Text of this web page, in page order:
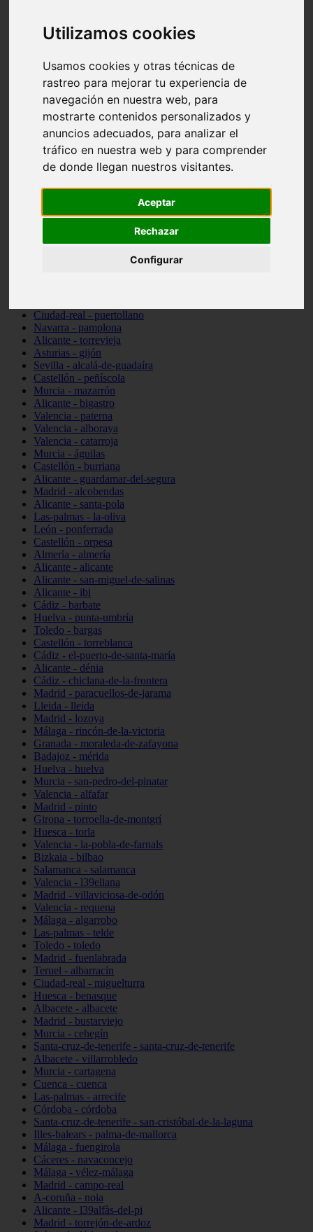
Utilizamos cookies
Usamos cookies y otras técnicas de
rastreo para mejorar tu experiencia de
navegación en nuestra web, para
mostrarte contenidos personalizados y
anuncios adecuados, para analizar el
tráfico en nuestra web y para comprender
de donde llegan nuestros visitantes.
Aceptar
Rechazar
Configurar
Valencia - chiva
Murcia - calasparra
Valencia - sagunt
Asturias - ribadesella
Castellón - benicàssim
Alicante - el-campello
Cádiz - rota
Madrid - las-rozas-de-madrid
Ciudad-real - ciudad-real
Madrid - tres-cantos
Las-palmas - yaiza
Alicante - elx
Ciudad-real - puertollano
Navarra - pamplona
Alicante - torrevieja
Asturias - gijón
Sevilla - alcalá-de-guadaíra
Castellón - peñíscola
Murcia - mazarrón
Alicante - bigastro
Valencia - paterna
Valencia - alboraya
Valencia - catarroja
Murcia - águilas
Castellón - burriana
Alicante - guardamar-del-segura
Madrid - alcobendas
Alicante - santa-pola
Las-palmas - la-oliva
León - ponferrada
Castellón - orpesa
Almería - almería
Alicante - alicante
Alicante - san-miguel-de-salinas
Alicante - ibi
Cádiz - barbate
Huelva - punta-umbría
Toledo - bargas
Castellón - torreblanca
Cádiz - el-puerto-de-santa-maría
Alicante - dénia
Cádiz - chiclana-de-la-frontera
Madrid - paracuellos-de-jarama
Lleida - lleida
Madrid - lozoya
Málaga - rincón-de-la-victoria
Granada - moraleda-de-zafayona
Badajoz - mérida
Huelva - huelva
Murcia - san-pedro-del-pinatar
Valencia - alfafar
Madrid - pinto
Girona - torroella-de-montgrí
Huesca - torla
Valencia - la-pobla-de-farnals
Bizkaia - bilbao
Salamanca - salamanca
Valencia - l39eliana
Madrid - villaviciosa-de-odón
Valencia - requena
Málaga - algarrobo
Las-palmas - telde
Toledo - toledo
Madrid - fuenlabrada
Teruel - albarracín
Ciudad-real - miguelturra
Huesca - benasque
Albacete - albacete
Madrid - bustarviejo
Murcia - cehegín
Santa-cruz-de-tenerife - santa-cruz-de-tenerife
Albacete - villarrobledo
Murcia - cartagena
Cuenca - cuenca
Las-palmas - arrecife
Córdoba - córdoba
Santa-cruz-de-tenerife - san-cristóbal-de-la-laguna
Illes-balears - palma-de-mallorca
Málaga - fuengirola
Cáceres - navaconcejo
Málaga - vélez-málaga
Madrid - campo-real
A-coruña - noia
Alicante - l39alfàs-del-pi
Madrid - torrejón-de-ardoz